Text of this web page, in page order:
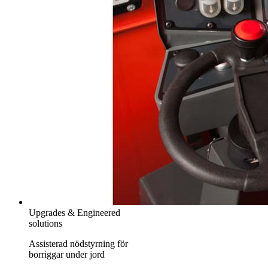
Upgrades & Engineered
solutions
Assisterad nödstyrning för
borriggar under jord